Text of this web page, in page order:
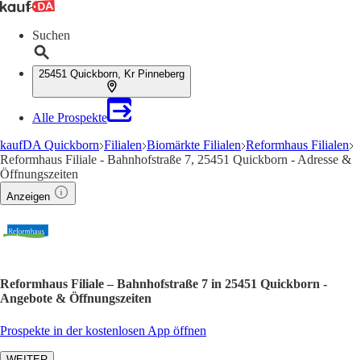
Suchen
25451 Quickborn, Kr Pinneberg
Alle Prospekte
kaufDA Quickborn Filialen Biomärkte Filialen Reformhaus Filialen
Reformhaus Filiale - Bahnhofstraße 7, 25451 Quickborn - Adresse &
Öffnungszeiten
Anzeigen
Reformhaus Filiale – Bahnhofstraße 7 in 25451 Quickborn -
Angebote & Öffnungszeiten
Prospekte in der kostenlosen App öffnen